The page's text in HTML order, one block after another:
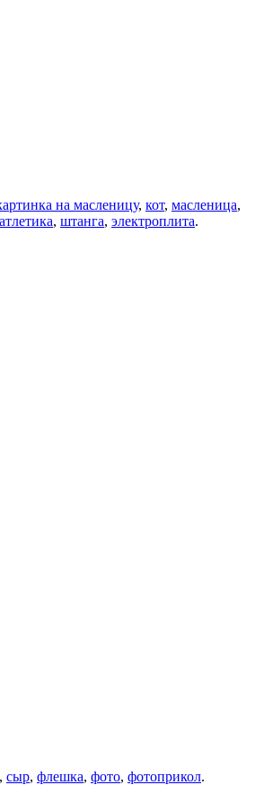
на масленицу, кот, масленица,
, штанга, электроплита.
, сыр, флешка, фото, фотоприкол.